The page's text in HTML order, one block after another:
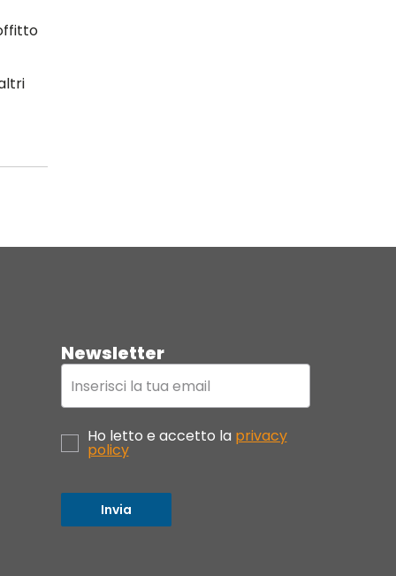
Newsletter
Ho letto e accetto la privacy
policy
Invia